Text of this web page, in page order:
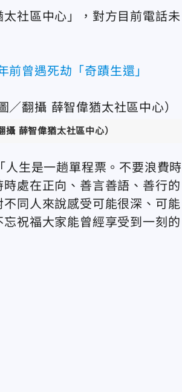
社區中心」，對方目前電話未
曾遇死劫「奇蹟生還」
薛智偉猶太社區中心）
人生是一趟單程票。不要浪費時
處在正向、善言善語、善行的
同人來說感受可能很深、可能
祝福大家能曾經享受到一刻的